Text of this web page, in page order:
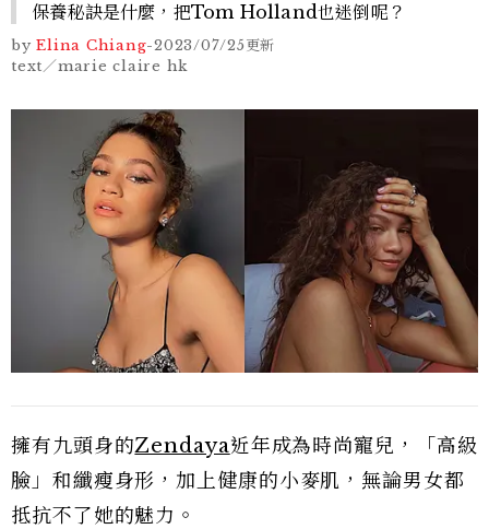
保養秘訣是什麼，把Tom Holland也迷倒呢？
by Elina Chiang-2023/07/25更新
text／marie claire hk
擁有九頭身的Zendaya近年成為時尚寵兒，「高級
臉」和纖瘦身形，加上健康的小麥肌，無論男女都
抵抗不了她的魅力。